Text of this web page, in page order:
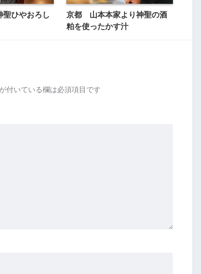
聖ひやおろし
京都 山本本家より神聖の酒
粕を使ったかす汁
が付いている欄は必須項目です